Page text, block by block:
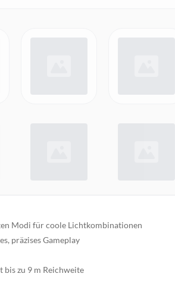
Modi für coole Lichtkombinationen
präzises Gameplay
zu 9 m Reichweite